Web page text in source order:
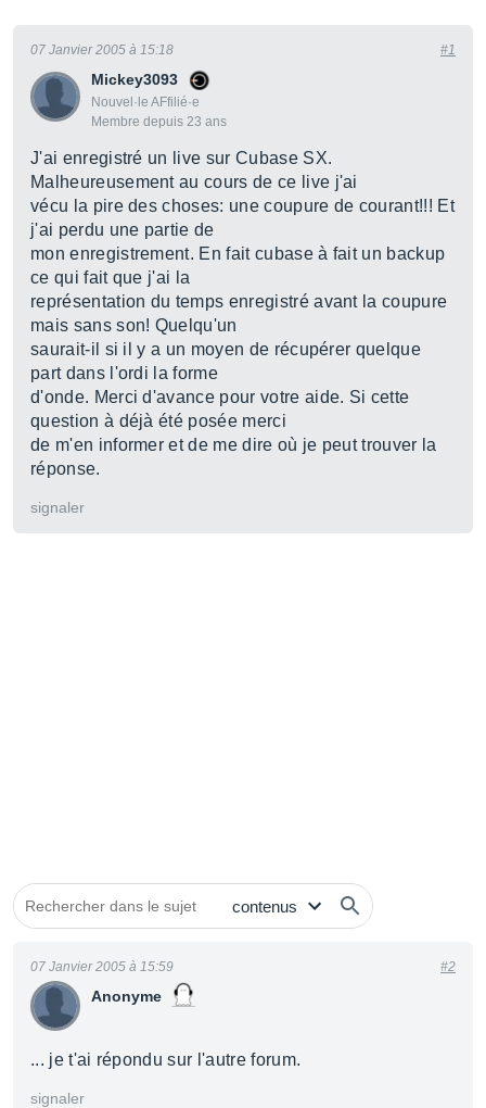
Mickey3093
Nouvel·le AFfilié·e
Membre depuis 23 ans
07 Janvier 2005 à 15:18 #1
J'ai enregistré un live sur Cubase SX.
Malheureusement au cours de ce live j'ai
vécu la pire des choses: une coupure de courant!!! Et
j'ai perdu une partie de
mon enregistrement. En fait cubase à fait un backup
ce qui fait que j'ai la
représentation du temps enregistré avant la coupure
mais sans son! Quelqu'un
saurait-il si il y a un moyen de récupérer quelque
part dans l'ordi la forme
d'onde. Merci d'avance pour votre aide. Si cette
question à déjà été posée merci
de m'en informer et de me dire où je peut trouver la
réponse.
signaler
Anonyme
07 Janvier 2005 à 15:59 #2
... je t'ai répondu sur l'autre forum.
signaler